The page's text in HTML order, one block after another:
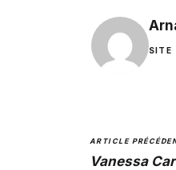
SITE
ARTICLE
Vanessa